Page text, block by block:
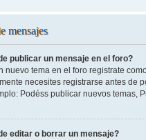
mensajes
publicar un mensaje en el foro?
nuevo tema en el foro registrate
necesites registrarse antes de
Podéss publicar nuevos temas,
editar o borrar un mensaje?